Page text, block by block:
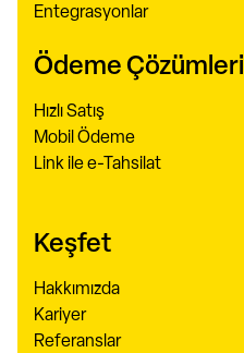
Entegrasyonlar
Ödeme Çözümleri
Hızlı Satış
Mobil Ödeme
Link ile e-Tahsilat
Keşfet
Hakkımızda
Kariyer
Referanslar